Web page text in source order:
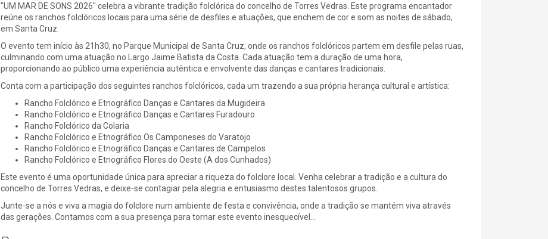
"UM MAR DE SONS 2026" celebra a vibrante tradição folclórica do concelho de Torres Vedras. Este programa encantador
reúne os ranchos folclóricos locais para uma série de desfiles e atuações, que enchem de cor e som as noites de sábado,
em Santa Cruz.
O evento tem início às 21h30, no Parque Municipal de Santa Cruz, onde os ranchos folclóricos partem em desfile pelas ruas,
culminando com uma atuação no Largo Jaime Batista da Costa. Cada atuação tem a duração de uma hora,
proporcionando ao público uma experiência autêntica e envolvente das danças e cantares tradicionais.
Conta com a participação dos seguintes ranchos folclóricos, cada um trazendo a sua própria herança cultural e artística:
Rancho Folclórico e Etnográfico Danças e Cantares da Mugideira
Rancho Folclórico e Etnográfico Danças e Cantares Furadouro
Rancho Folclórico da Colaria
Rancho Folclórico e Etnográfico Os Camponeses do Varatojo
Rancho Folclórico e Etnográfico Danças e Cantares de Campelos
Rancho Folclórico e Etnográfico Flores do Oeste (A dos Cunhados)
Este evento é uma oportunidade única para apreciar a riqueza do folclore local. Venha celebrar a tradição e a cultura do
concelho de Torres Vedras, e deixe-se contagiar pela alegria e entusiasmo destes talentosos grupos.
Junte-se a nós e viva a magia do folclore num ambiente de festa e convivência, onde a tradição se mantém viva através
das gerações. Contamos com a sua presença para tornar este evento inesquecível...